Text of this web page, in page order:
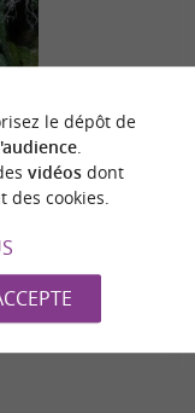
le dépôt de
.
vidéosdont
cookies.